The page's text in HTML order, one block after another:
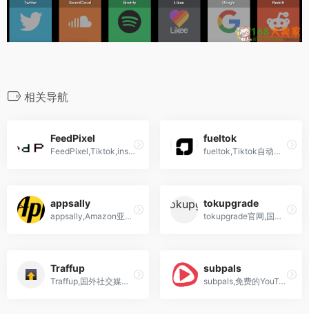
相关导航
FeedPixel
FeedPixel,Tiktok,instagram,Facebook,youtube自动化运营软件,引流,关注,涨粉,回复,买粉赞阅
fueltok
fueltok,Tiktok自动化运营软件,引流,关注,涨粉,回复,买粉赞阅
appsally
appsally,Amazon亚马逊测评网站,脸书,insYouTube等社交媒体增粉,刷赞,评论,分享工具平台
tokupgrade
tokupgrade官网,国外版抖音tiktok增粉买赞平台随着TikTok成为地球上最受欢迎的社交媒体网络之一，不要错过使用最好的TikTok工具之一来帮助您获得更多关注者和参与度的机会。TokUpgrade提供的TikTok工具将确保通过...
Traffup
Traffup,国外社交媒体买粉买赞平台,twitter,facebook,Instagram,youtube,pinterest
subpals
subpals,免费的YouTube营销平台,购买油管订阅者,播放时长,评论,分享